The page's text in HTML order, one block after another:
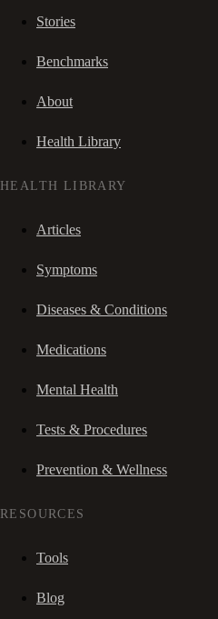
Stories
Benchmarks
About
Health Library
HEALTH LIBRARY
Articles
Symptoms
Diseases & Conditions
Medications
Mental Health
Tests & Procedures
Prevention & Wellness
RESOURCES
Tools
Blog